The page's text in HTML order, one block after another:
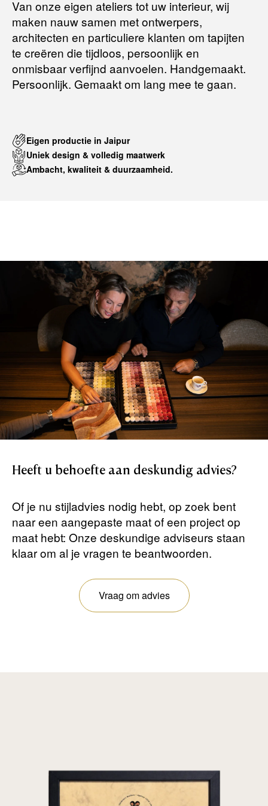
Terugbetalingsbeleid
Van onze eigen ateliers tot uw interieur, wij
maken nauw samen met ontwerpers,
architecten en particuliere klanten om tapijten
te creëren die tijdloos, persoonlijk en
onmisbaar verfijnd aanvoelen. Handgemaakt.
Persoonlijk. Gemaakt om lang mee te gaan.
Eigen productie in Jaipur
Uniek design & volledig maatwerk
Ambacht, kwaliteit & duurzaamheid.
Heeft u behoefte aan deskundig advies?
Of je nu stijladvies nodig hebt, op zoek bent
naar een aangepaste maat of een project op
maat hebt: Onze deskundige adviseurs staan ​​
klaar om al je vragen te beantwoorden.
Vraag om advies